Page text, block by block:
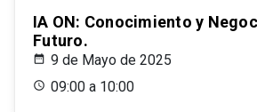
IA ON: Conocimiento y
Futuro.
9 de Mayo de 2025
09:00 a 10:00